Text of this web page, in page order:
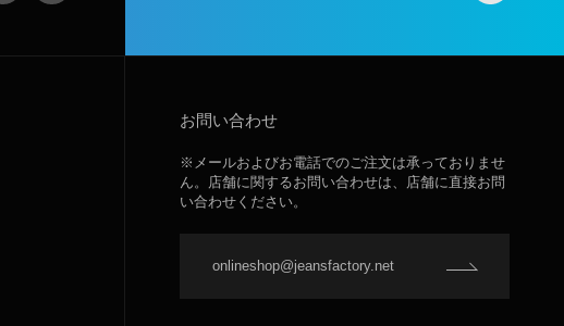
お問い合わせ
※メールおよびお電話でのご注文は承っておりませ
ん。店舗に関するお問い合わせは、店舗に直接お問
い合わせください。
onlineshop@jeansfactory.net